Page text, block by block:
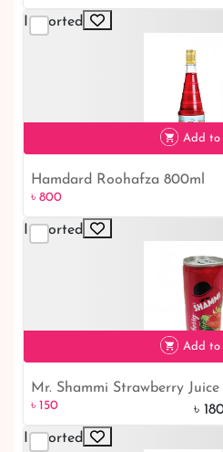
Imported
৳ 800
Add to
Hamdard Roohafza 800ml
৳ 800
Imported
৳ 150 17% off
Add to
Mr. Shammi Strawberry
৳ 150
৳
Imported